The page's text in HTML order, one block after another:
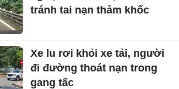
tránh tai nạn thảm khốc
Xe lu rơi khỏi xe tải, người
đi đường thoát nạn trong
gang tấc